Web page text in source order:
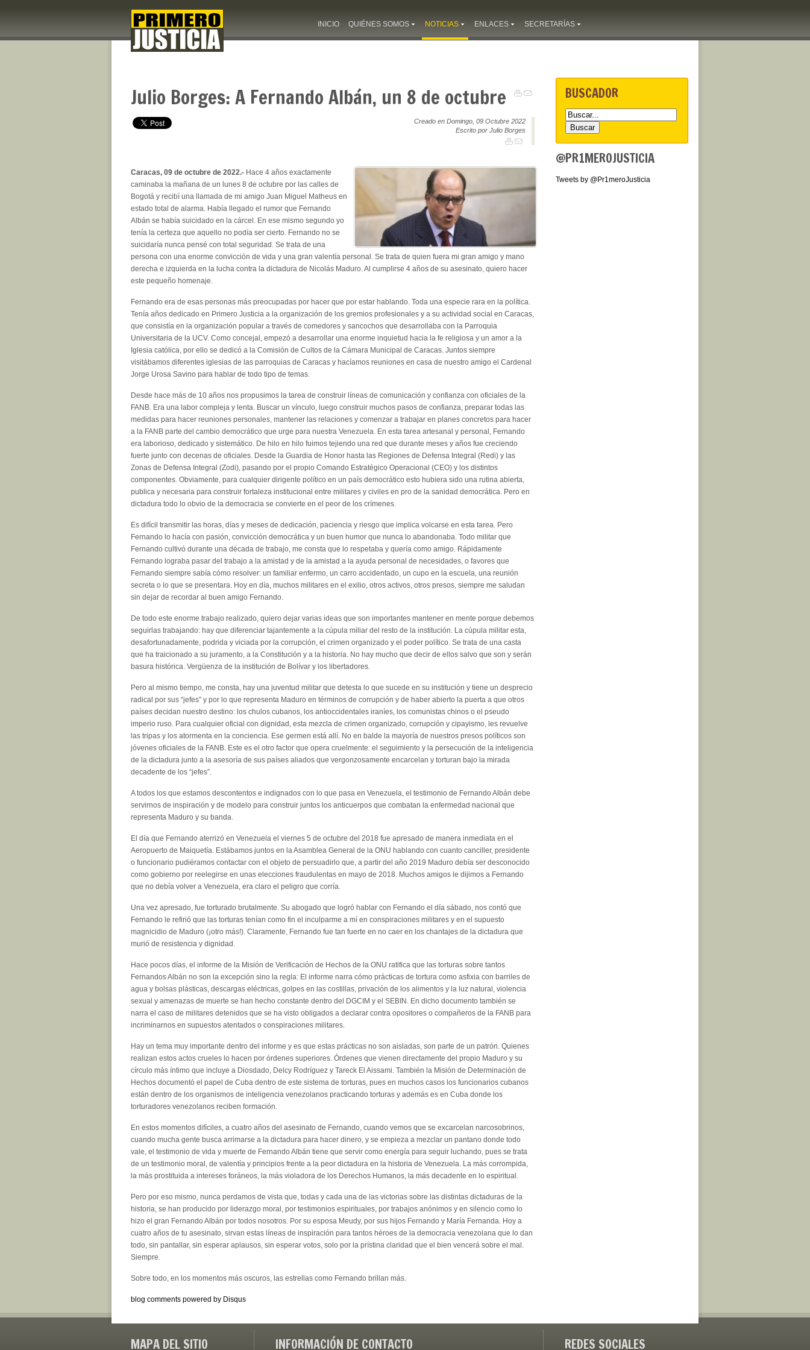
INICIO QUIÉNES SOMOS NOTICIAS ENLACES SECRETARÍAS
Julio Borges: A Fernando Albán, un 8 de octubre
Creado en Domingo, 09 Octubre 2022
Escrito por Julio Borges
Caracas, 09 de octubre de 2022.- Hace 4 años exactamente
caminaba la mañana de un lunes 8 de octubre por las calles de
Bogotá y recibí una llamada de mi amigo Juan Miguel Matheus en
estado total de alarma. Había llegado el rumor que Fernando
Albán se había suicidado en la cárcel. En ese mismo segundo yo
tenía la certeza que aquello no podía ser cierto. Fernando no se
suicidaría nunca pensé con total seguridad. Se trata de una
persona con una enorme convicción de vida y una gran valentía personal. Se trata de quien fuera mi gran amigo y mano
derecha e izquierda en la lucha contra la dictadura de Nicolás Maduro. Al cumplirse 4 años de su asesinato, quiero hacer
este pequeño homenaje.
Fernando era de esas personas más preocupadas por hacer que por estar hablando. Toda una especie rara en la política.
Tenía años dedicado en Primero Justicia a la organización de los gremios profesionales y a su actividad social en Caracas,
que consistía en la organización popular a través de comedores y sancochos que desarrollaba con la Parroquia
Universitaria de la UCV. Como concejal, empezó a desarrollar una enorme inquietud hacia la fe religiosa y un amor a la
Iglesia católica, por ello se dedicó a la Comisión de Cultos de la Cámara Municipal de Caracas. Juntos siempre
visitábamos diferentes iglesias de las parroquias de Caracas y hacíamos reuniones en casa de nuestro amigo el Cardenal
Jorge Urosa Savino para hablar de todo tipo de temas.
Desde hace más de 10 años nos propusimos la tarea de construir líneas de comunicación y confianza con oficiales de la
FANB. Era una labor compleja y lenta. Buscar un vínculo, luego construir muchos pasos de confianza, preparar todas las
medidas para hacer reuniones personales, mantener las relaciones y comenzar a trabajar en planes concretos para hacer
a la FANB parte del cambio democrático que urge para nuestra Venezuela. En esta tarea artesanal y personal, Fernando
era laborioso, dedicado y sistemático. De hilo en hilo fuimos tejiendo una red que durante meses y años fue creciendo
fuerte junto con decenas de oficiales. Desde la Guardia de Honor hasta las Regiones de Defensa Integral (Redi) y las
Zonas de Defensa Integral (Zodi), pasando por el propio Comando Estratégico Operacional (CEO) y los distintos
componentes. Obviamente, para cualquier dirigente político en un país democrático esto hubiera sido una rutina abierta,
publica y necesaria para construir fortaleza institucional entre militares y civiles en pro de la sanidad democrática. Pero en
dictadura todo lo obvio de la democracia se convierte en el peor de los crímenes.
Es difícil transmitir las horas, días y meses de dedicación, paciencia y riesgo que implica volcarse en esta tarea. Pero
Fernando lo hacía con pasión, convicción democrática y un buen humor que nunca lo abandonaba. Todo militar que
Fernando cultivó durante una década de trabajo, me consta que lo respetaba y quería como amigo. Rápidamente
Fernando lograba pasar del trabajo a la amistad y de la amistad a la ayuda personal de necesidades, o favores que
Fernando siempre sabía cómo resolver: un familiar enfermo, un carro accidentado, un cupo en la escuela, una reunión
secreta o lo que se presentara. Hoy en día, muchos militares en el exilio, otros activos, otros presos, siempre me saludan
sin dejar de recordar al buen amigo Fernando.
De todo este enorme trabajo realizado, quiero dejar varias ideas que son importantes mantener en mente porque debemos
seguirlas trabajando: hay que diferenciar tajantemente a la cúpula miliar del resto de la institución. La cúpula militar esta,
desafortunadamente, podrida y viciada por la corrupción, el crimen organizado y el poder político. Se trata de una casta
que ha traicionado a su juramento, a la Constitución y a la historia. No hay mucho que decir de ellos salvo que son y serán
basura histórica. Vergüenza de la institución de Bolívar y los libertadores.
Pero al mismo tiempo, me consta, hay una juventud militar que detesta lo que sucede en su institución y tiene un desprecio
radical por sus “jefes” y por lo que representa Maduro en términos de corrupción y de haber abierto la puerta a que otros
países decidan nuestro destino: los chulos cubanos, los antioccidentales iraníes, los comunistas chinos o el pseudo
imperio ruso. Para cualquier oficial con dignidad, esta mezcla de crimen organizado, corrupción y cipayismo, les revuelve
las tripas y los atormenta en la conciencia. Ese germen está allí. No en balde la mayoría de nuestros presos políticos son
jóvenes oficiales de la FANB. Este es el otro factor que opera cruelmente: el seguimiento y la persecución de la inteligencia
de la dictadura junto a la asesoría de sus países aliados que vergonzosamente encarcelan y torturan bajo la mirada
decadente de los “jefes”.
A todos los que estamos descontentos e indignados con lo que pasa en Venezuela, el testimonio de Fernando Albán debe
servirnos de inspiración y de modelo para construir juntos los anticuerpos que combatan la enfermedad nacional que
representa Maduro y su banda.
El día que Fernando aterrizó en Venezuela el viernes 5 de octubre del 2018 fue apresado de manera inmediata en el
Aeropuerto de Maiquetía. Estábamos juntos en la Asamblea General de la ONU hablando con cuanto canciller, presidente
o funcionario pudiéramos contactar con el objeto de persuadirlo que, a partir del año 2019 Maduro debía ser desconocido
como gobierno por reelegirse en unas elecciones fraudulentas en mayo de 2018. Muchos amigos le dijimos a Fernando
que no debía volver a Venezuela, era claro el peligro que corría.
Una vez apresado, fue torturado brutalmente. Su abogado que logró hablar con Fernando el día sábado, nos contó que
Fernando le refirió que las torturas tenían como fin el inculparme a mí en conspiraciones militares y en el supuesto
magnicidio de Maduro (¡otro más!). Claramente, Fernando fue tan fuerte en no caer en los chantajes de la dictadura que
murió de resistencia y dignidad.
Hace pocos días, el informe de la Misión de Verificación de Hechos de la ONU ratifica que las torturas sobre tantos
Fernandos Albán no son la excepción sino la regla: El informe narra cómo prácticas de tortura como asfixia con barriles de
agua y bolsas plásticas, descargas eléctricas, golpes en las costillas, privación de los alimentos y la luz natural, violencia
sexual y amenazas de muerte se han hecho constante dentro del DGCIM y el SEBIN. En dicho documento también se
narra el caso de militares detenidos que se ha visto obligados a declarar contra opositores o compañeros de la FANB para
incriminarnos en supuestos atentados o conspiraciones militares.
Hay un tema muy importante dentro del informe y es que estas prácticas no son aisladas, son parte de un patrón. Quienes
realizan estos actos crueles lo hacen por órdenes superiores. Órdenes que vienen directamente del propio Maduro y su
círculo más íntimo que incluye a Diosdado, Delcy Rodríguez y Tareck El Aissami. También la Misión de Determinación de
Hechos documentó el papel de Cuba dentro de este sistema de torturas, pues en muchos casos los funcionarios cubanos
están dentro de los organismos de inteligencia venezolanos practicando torturas y además es en Cuba donde los
torturadores venezolanos reciben formación.
En estos momentos difíciles, a cuatro años del asesinato de Fernando, cuando vemos que se excarcelan narcosobrinos,
cuando mucha gente busca arrimarse a la dictadura para hacer dinero, y se empieza a mezclar un pantano donde todo
vale, el testimonio de vida y muerte de Fernando Albán tiene que servir como energía para seguir luchando, pues se trata
de un testimonio moral, de valentía y principios frente a la peor dictadura en la historia de Venezuela. La más corrompida,
la más prostituida a intereses foráneos, la más violadora de los Derechos Humanos, la más decadente en lo espiritual.
Pero por eso mismo, nunca perdamos de vista que, todas y cada una de las victorias sobre las distintas dictaduras de la
historia, se han producido por liderazgo moral, por testimonios espirituales, por trabajos anónimos y en silencio como lo
hizo el gran Fernando Albán por todos nosotros. Por su esposa Meudy, por sus hijos Fernando y María Fernanda. Hoy a
cuatro años de tu asesinato, sirvan estas líneas de inspiración para tantos héroes de la democracia venezolana que lo dan
todo, sin pantallar, sin esperar aplausos, sin esperar votos, solo por la prístina claridad que el bien vencerá sobre el mal.
Siempre.
Sobre todo, en los momentos más oscuros, las estrellas como Fernando brillan más.
blog comments powered by Disqus
BUSCADOR
@PR1MEROJUSTICIA
Tweets by @Pr1meroJusticia
MAPA DEL SITIO INFORMACIÓN DE CONTACTO REDES SOCIALES